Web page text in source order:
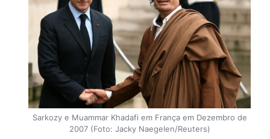
Sarkozy e Muammar Khadafi em França em Dezembro de
2007 (Foto: Jacky Naegelen/Reuters)